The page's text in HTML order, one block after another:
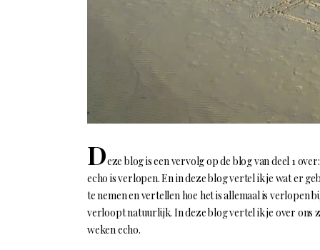
Deze blog is een vervolg op de blog van deel 1
echo is verlopen. En in deze blog vertel ik je wat er
te nemen en vertellen hoe het is allemaal is verlopen
verloopt natuurlijk. In deze blog vertel ik je over ons
weken echo.